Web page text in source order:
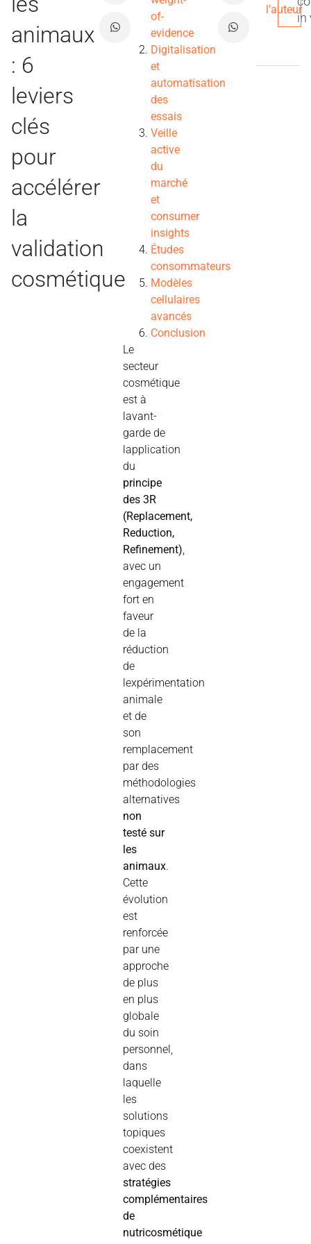
animaux
: 6
leviers
clés
pour
accélérer
la
validation
cosmétique
of-
evidence
Digitalisation
et
automatisation
des
essais
Veille
active
du
marché
et
consumer
insights
Études
consommateurs
Modèles
cellulaires
avancés
Conclusion
Le
secteur
cosmétique
est à
lavant-
garde de
lapplication
du
principe
des 3R
(Replacement,
Reduction,
Refinement)
avec un
engagement
fort en
faveur
de la
réduction
de
lexpérimentation
animale
et de
son
remplacement
par des
méthodologies
alternatives
non
testé sur
les
animaux.
Cette
évolution
est
renforcée
par une
approche
de plus
en plus
globale
du soin
personnel,
dans
laquelle
les
solutions
topiques
coexistent
avec des
stratégies
complémentaires
de
nutricosmétique
in
l’auteur